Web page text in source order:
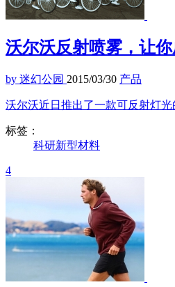
沃尔沃反射喷雾，让
by 迷幻公园 2015/03/30 产品
沃尔沃近日推出了一款可反射灯
标签：
科研新型材料
4